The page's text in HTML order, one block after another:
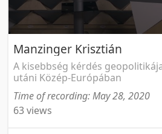
Manzinger Krisztián
A kisebbség kérdés
utáni Közép-Európában
Time of recording: May 28, 2020
63 views